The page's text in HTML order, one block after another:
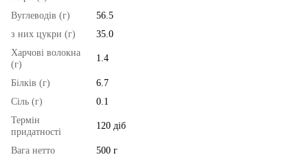
Вуглеводів (г)
56.5
з них цукри (г)
35.0
Харчові волокна
(г)
1.4
Білків (г)
6.7
Сіль (г)
0.1
Термін
придатності
120 діб
Вага нетто
500 г